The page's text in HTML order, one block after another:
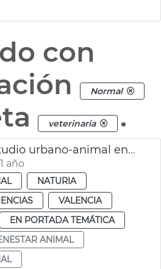
con
Normal
veterinaria .
Primer gran estudio urbano-animal en Vlc
año
NATURIA
VALENCIA
EN PORTADA TEMÁTICA
ANIMAL